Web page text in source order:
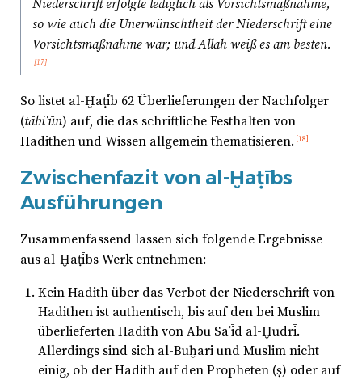
Niederschrift erfolgte lediglich als Vorsichtsmaßnahme,
so wie auch die Unerwünschtheit der Niederschrift eine
Vorsichtsmaßnahme war; und Allah weiß es am besten.
[17]
So listet al-Ḫaṭīb 62 Überlieferungen der Nachfolger
(tābiʿūn) auf, die das schriftliche Festhalten von
Hadithen und Wissen allgemein thematisieren.
[18]
Zwischenfazit von al-Ḫaṭībs
Ausführungen
Zusammenfassend lassen sich folgende Ergebnisse
aus al-Ḫaṭībs Werk entnehmen:
Kein Hadith über das Verbot der Niederschrift von
Hadithen ist authentisch, bis auf den bei Muslim
überlieferten Hadith von Abū Saʿīd al-Ḫudrī.
Allerdings sind sich al-Buḫarī und Muslim nicht
einig, ob der Hadith auf den Propheten (ṣ) oder auf